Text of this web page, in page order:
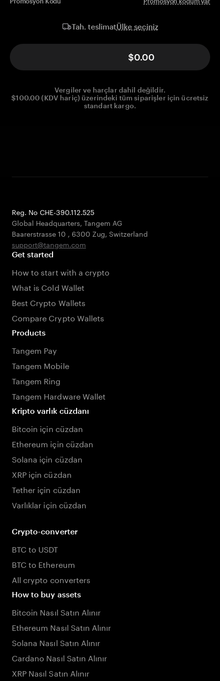
Tah. teslimatÜlke seçiniz
$0.00
Vergiler ve harçlar dahil değildir.
$100.00 (KDV hariç) üzerindeki tüm siparişler için ücretsiz
standart kargo.
Reg. No CHE-390.112.525
Global Headquarters, Tangem AG
Baarerstrasse 10 , 6300 Zug, Switzerland
support@tangem.com
Get started
How to start with a crypto
What is Cold Wallet
Best Crypto Wallets
Compare Crypto Wallets
Products
Tangem Pay
Tangem Mobile
Tangem Ring
Tangem Hardware Wallet
Kripto varlık cüzdanı
Bitcoin için cüzdan
Ethereum için cüzdan
Solana için cüzdan
XRP için cüzdan
Tether için cüzdan
Varlıklar için cüzdan
Crypto-converter
BTC to USDT
BTC to Ethereum
All crypto converters
How to buy assets
Bitcoin Nasıl Satın Alınır
Ethereum Nasıl Satın Alınır
Solana Nasıl Satın Alınır
Cardano Nasıl Satın Alınır
XRP Nasıl Satın Alınır